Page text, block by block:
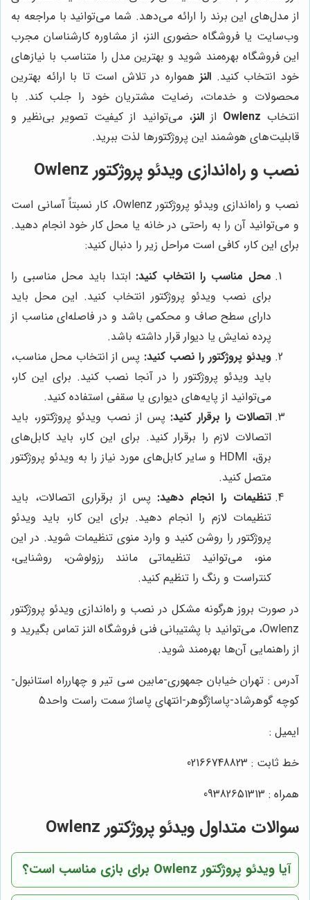
از مدل‌های این برند را ارائه می‌دهد. شما می‌توانید با مراجعه به
وب‌سایت یا فروشگاه حضوری النز، از مشاوره کارشناسان مجرب
این فروشگاه بهره‌مند شوید و بهترین مدل را متناسب با نیازهای
خود انتخاب کنید. النزهمواره در تلاش است تا با ارائه بهترین
محصولات و خدمات، رضایت مشتریان خود را جلب کند. با
انتخاب Owlenz ازالنز، می‌توانید از کیفیت تصویر بی‌نظیر و
قابلیت‌های هوشمند این پروژکتورها لذت ببرید.
نصب و راه‌اندازی ویدئو پروژکتور Owlenz
نصب و راه‌اندازی ویدئو پروژکتور Owlenz، کار نسبتاً آسانی است
و می‌توانید آن را به راحتی در خانه یا محل کار خود انجام دهید.
برای این کار، کافی است مراحل زیر را دنبال کنید:
محل مناسب را انتخاب کنید: ابتدا باید محل مناسبی را
برای نصب ویدئو پروژکتور انتخاب کنید. این محل باید
دارای سطح صاف و محکمی باشد و در فاصله‌ای مناسب از
پرده نمایش یا دیوار قرار داشته باشد.
ویدئو پروژکتور را نصب کنید: پس از انتخاب محل مناسب،
باید ویدئو پروژکتور را در آنجا نصب کنید. برای این کار،
می‌توانید از پایه‌های دیواری یا سقفی استفاده کنید.
اتصالات را برقرار کنید: پس از نصب ویدئو پروژکتور، باید
اتصالات لازم را برقرار کنید. برای این کار، باید کابل‌های
برق، HDMI و سایر کابل‌های مورد نیاز را به ویدئو پروژکتور
متصل کنید.
تنظیمات را انجام دهید: پس از برقراری اتصالات، باید
تنظیمات لازم را انجام دهید. برای این کار، باید ویدئو
پروژکتور را روشن کنید و وارد منوی تنظیمات شوید. در این
منو، می‌توانید تنظیماتی مانند رزولوشن، روشنایی،
کنتراست و رنگ را تنظیم کنید.
در صورت بروز هرگونه مشکل در نصب و راه‌اندازی ویدئو پروژکتور
Owlenz، می‌توانید با پشتیبانی فنی فروشگاه النز تماس بگیرید و
از راهنمایی آن‌ها بهره‌مند شوید.
آدرس : تهران خیابان جمهوری-مابین سی تیر و چهارراه استانبول-
کوچه گوهرشاد-پاساژگوهر-انتهای پاساژ سمت راست واحد5
ایمیل :
خط ثابت : 02166748823
همراه : 09382651313
سوالات متداول ویدئو پروژکتور Owlenz
آیا ویدئو پروژکتور Owlenz برای بازی مناسب است؟